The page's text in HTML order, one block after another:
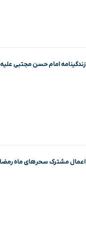
زندگینامه امام حسن مجتبی علیه
اعمال مشترک سحرهای ماه